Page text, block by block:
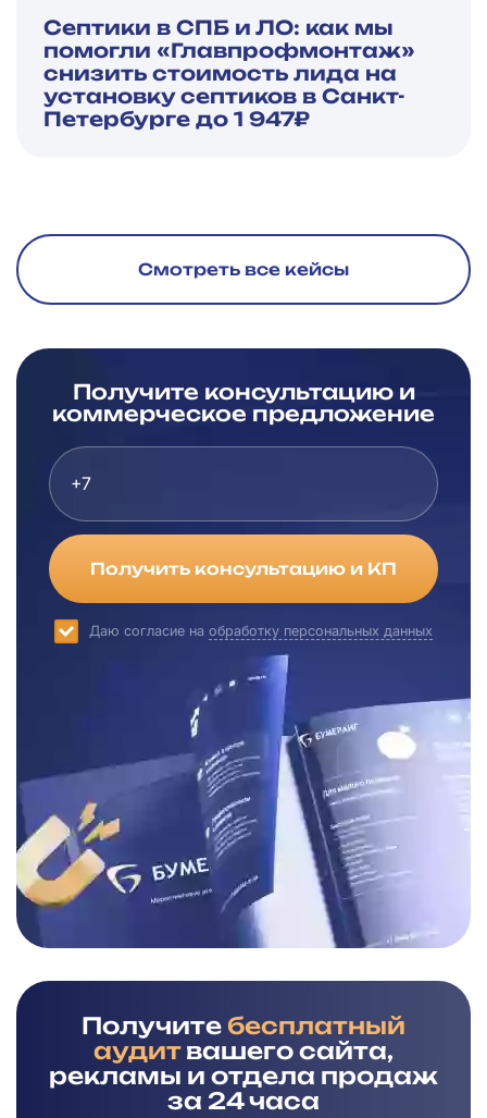
Септики в СПБ и ЛО: как мы
помогли «Главпрофмонтаж»
снизить стоимость лида на
установку септиков в Санкт-
Петербурге до 1 947₽
Смотреть все кейсы
Получите консультацию и
коммерческое предложение
Получить консультацию и КП
Даю согласие на обработку персональных данных
Получите бесплатный
аудитвашего сайта,
рекламы и отдела продаж
за 24 часа